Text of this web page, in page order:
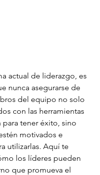
actual de liderazgo, es
nunca asegurarse de
del equipo no solo
con las herramientas
para tener éxito, sino
motivados e
utilizarlas. Aquí te
los líderes pueden
que promueva el